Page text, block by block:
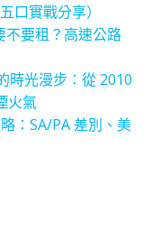
口實戰分享）
不要租？高速公路
時光漫步：從 2010
火氣
：SA/PA 差別、美